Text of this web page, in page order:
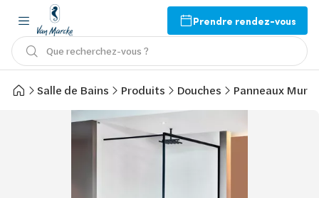
Prendre rendez-vous
Que recherchez-vous ?
Salle de Bains Produits Douches Panneaux